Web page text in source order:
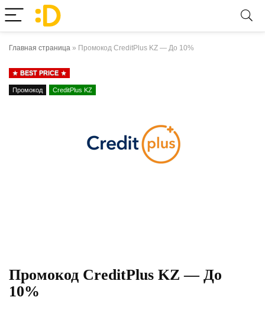
Главная страница » Промокод CreditPlus KZ — До 10%
BEST PRICE
Промокод CreditPlus KZ
Промокод CreditPlus KZ — До
10%